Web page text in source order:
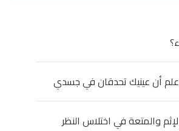
أعلم أن عينيك تحدقان في جسدي
والمتعة في اختلاس النظر